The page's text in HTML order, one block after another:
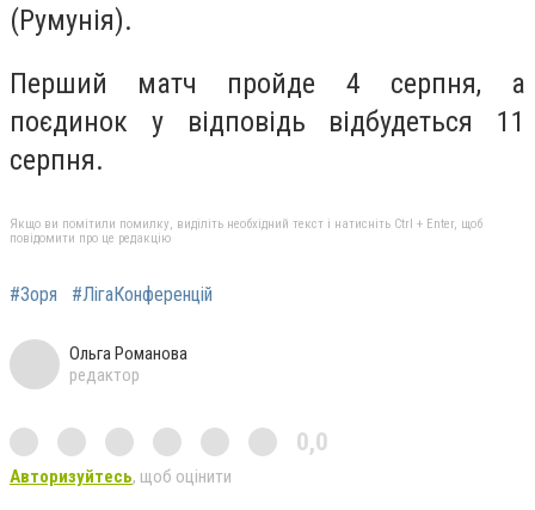
(Румунія).
Перший матч пройде 4 серпня, а
поєдинок у відповідь відбудеться 11
серпня.
Якщо ви помітили помилку, виділіть необхідний текст і натисніть Ctrl + Enter, щоб
повідомити про це редакцію
#Зоря #ЛігаКонференцій
Ольга Романова
редактор
0,0
Авторизуйтесь, щоб оцінити